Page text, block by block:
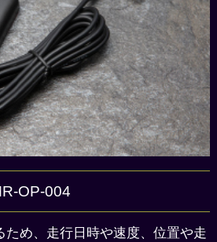
OP-004
ため、走行日時や速度、位置や走